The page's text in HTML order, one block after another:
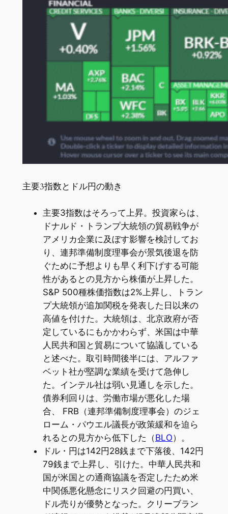
主要3指数とドル円の動き
主要3指数はそろって上昇。投資家らは、
ドナルド・トランプ大統領の貿易戦争が
アメリカ企業に及ぼす影響を検討してお
り、連邦準備制度理事会が景気後退を防
ぐために予想よりも早く利下げする可能
性があるとの見方から株価が上昇した。
S&P 500種株価指数は2%上昇し、トラン
プ大統領が追加関税を発表した日以来の
高値を付けた。大統領は、北京政府が否
定しているにもかかわらず、米国は中華
人民共和国と貿易について協議している
と述べた。取引時間後半には、アルファ
ベット社が堅調な業績を受けて急伸し
た。インテル社は弱い見通しを示した。
債券利回りは、労働市場が悪化した場
合、 FRB（連邦準備制度理事会）のジェ
ローム・パウエル議長が政策緩和を迫ら
れるとの見方から低下した（BLO）。
ドル・円は142円28銭まで下落後、142円
79銭まで上昇し、引けた。中華人民共和
国が米国との通商協議を否定したため米
中関係悪化懸念にリスク回避の円買い、
ドル売りが優勢となった。クリーブラン